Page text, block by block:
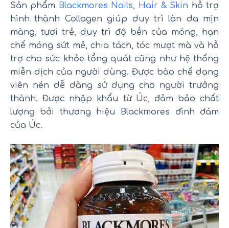
Sản phẩm Blackmores Nails, Hair & Skin hỗ trợ
hình thành Collagen giúp duy trì làn da mịn
màng, tươi trẻ, duy trì độ bền của móng, hạn
chế móng sứt mẻ, chia tách, tóc mượt mà và hỗ
trợ cho sức khỏe tổng quát cũng như hệ thống
miễn dịch của người dùng. Được bào chế dạng
viên nén dễ dàng sử dụng cho người trưởng
thành. Được nhập khẩu từ Úc, đảm bảo chất
lượng bởi thương hiệu Blackmores đình đám
của Úc.